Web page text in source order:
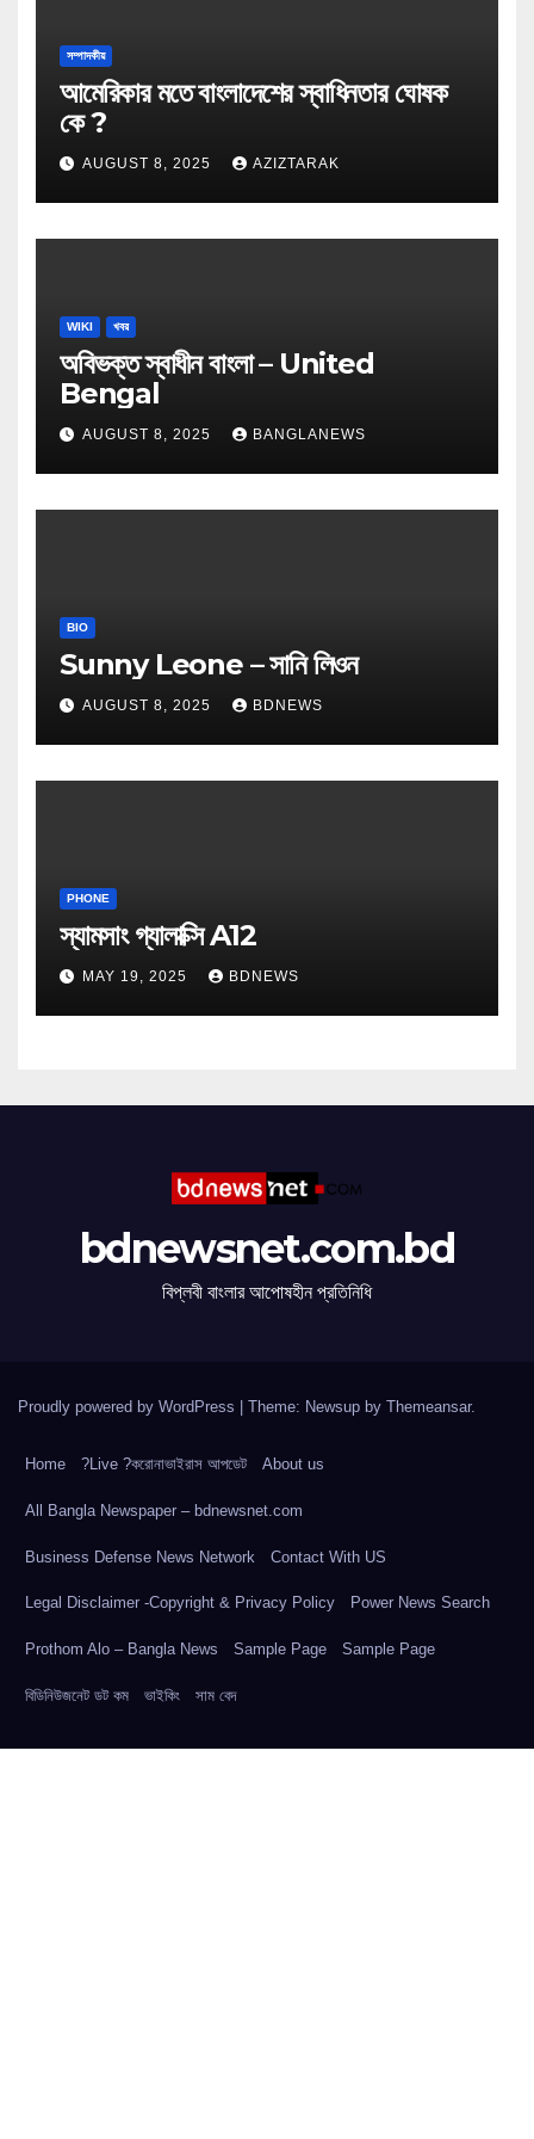
সম্পাদকীয়
আমেরিকার মতে বাংলাদেশের স্বাধিনতার ঘোষক
কে ?
AUGUST 8, 2025 AZIZTARAK
WIKI খবর
অবিভক্ত স্বাধীন বাংলা – United
Bengal
AUGUST 8, 2025 BANGLANEWS
BIO
Sunny Leone – সানি লিওন
AUGUST 8, 2025 BDNEWS
PHONE
স্যামসাং গ্যালাক্সি A12
MAY 19, 2025 BDNEWS
bdnewsnet.com.bd
বিপ্লবী বাংলার আপোষহীন প্রতিনিধি
Proudly powered by WordPress | Theme: Newsup by Themeansar.
Home ?Live ?করোনাভাইরাস আপডেট About us
All Bangla Newspaper – bdnewsnet.com
Business Defense News Network Contact With US
Legal Disclaimer -Copyright & Privacy Policy Power News Search
Prothom Alo – Bangla News Sample Page Sample Page
বিডিনিউজনেট ডট কম ভাইকিং সাম বেদ